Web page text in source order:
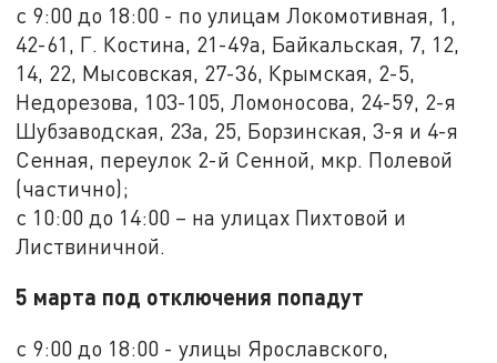
с 9:00 до 18:00 - по улицам Локомотивная, 1,
42-61, Г. Костина, 21-49а, Байкальская, 7, 12,
14, 22, Мысовская, 27-36, Крымская, 2-5,
Недорезова, 103-105, Ломоносова, 24-59, 2-я
Шубзаводская, 23а, 25, Борзинская, 3-я и 4-я
Сенная, переулок 2-й Сенной, мкр. Полевой
(частично);
с 10:00 до 14:00 – на улицах Пихтовой и
Листвиничной.
5 марта под отключения попадут
с 9:00 до 18:00 - улицы Ярославского,